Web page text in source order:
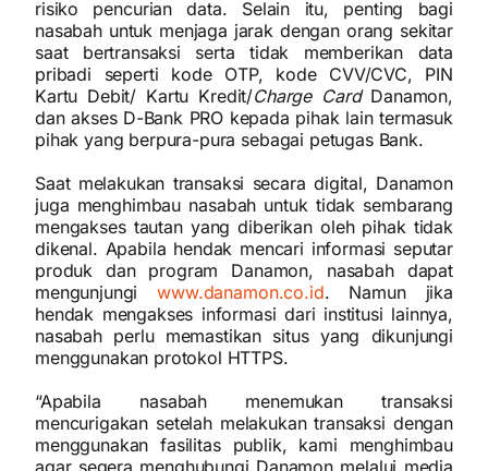
risiko pencurian data. Selain itu, penting bagi
nasabah untuk menjaga jarak dengan orang sekitar
saat bertransaksi serta tidak memberikan data
pribadi seperti kode OTP, kode CVV/CVC, PIN
Kartu Debit/ Kartu Kredit/Charge CardDanamon,
dan akses D-Bank PRO kepada pihak lain termasuk
pihak yang berpura-pura sebagai petugas Bank.
Saat melakukan transaksi secara digital, Danamon
juga menghimbau nasabah untuk tidak sembarang
mengakses tautan yang diberikan oleh pihak tidak
dikenal. Apabila hendak mencari informasi seputar
produk dan program Danamon, nasabah dapat
mengunjungiwww.danamon.co.id. Namun jika
hendak mengakses informasi dari institusi lainnya,
nasabah perlu memastikan situs yang dikunjungi
menggunakan protokol HTTPS.
“Apabila nasabah menemukan transaksi
mencurigakan setelah melakukan transaksi dengan
menggunakan fasilitas publik, kami menghimbau
agar segera menghubungi Danamon melalui media